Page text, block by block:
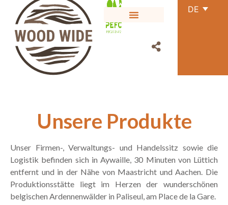
DE
Unsere Produkte
Unser Firmen-, Verwaltungs- und Handelssitz sowie die
Logistik befinden sich in Aywaille, 30 Minuten von Lüttich
entfernt und in der Nähe von Maastricht und Aachen. Die
Produktionsstätte liegt im Herzen der wunderschönen
belgischen Ardennenwälder in Paliseul, am Place de la Gare.